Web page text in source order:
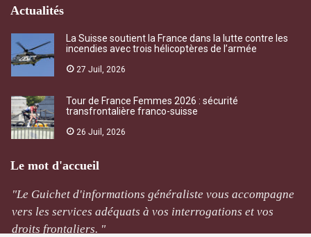
Actualités
La Suisse soutient la France dans la lutte contre les
incendies avec trois hélicoptères de l’armée
27 Juil, 2026
Tour de France Femmes 2026 : sécurité
transfrontalière franco-suisse
26 Juil, 2026
Le mot d'accueil
"Le Guichet d'informations généraliste vous accompagne
vers les services adéquats à vos interrogations et vos
droits frontaliers. "